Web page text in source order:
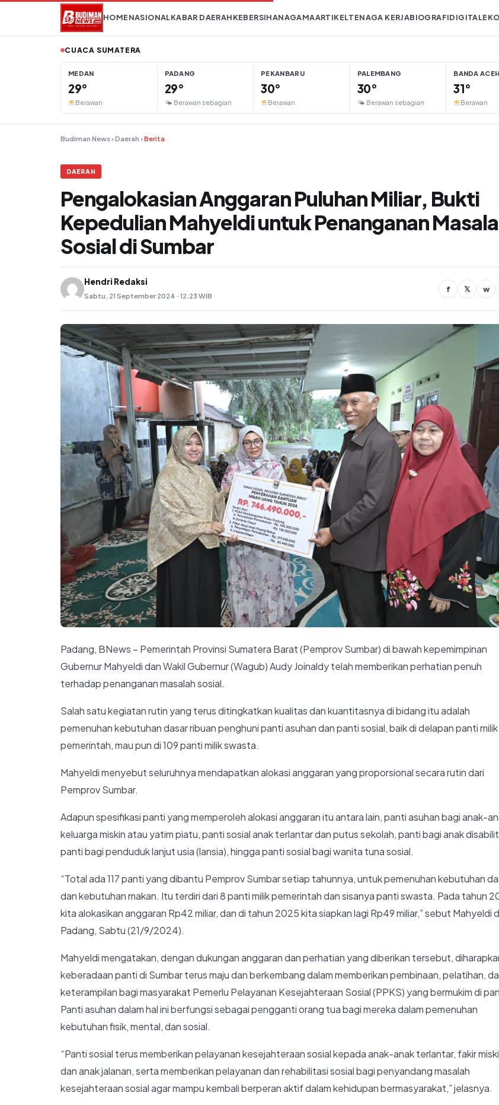
Lompat ke konten
HOMENASIONALKABAR DAERAHKEBERSIHANAGAMAARTIKELTENAGA KERJABIOGRAFIDIGITAL
CUACA SUMATERA
MEDAN
29°
Berawan
PADANG
29°
🌤 Berawan sebagian
PEKANBARU
30°
Berawan
PALEMBANG
30°
🌤 Berawan sebagian
BANDA ACEH
31°
Berawan
Budiman News ›Daerah ›Berita
DAERAH
Pengalokasian Anggaran Puluhan Miliar, Bukti
Kepedulian Mahyeldi untuk Penanganan
Sosial di Sumbar
Hendri Redaksi
Sabtu, 21 September 2024 · 12.23 WIB
f 𝕏 w
Padang, BNews – Pemerintah Provinsi Sumatera Barat (Pemprov Sumbar) di bawah kepemimpinan
Gubernur Mahyeldi dan Wakil Gubernur (Wagub) Audy Joinaldy telah memberikan perhatian penuh
terhadap penanganan masalah sosial.
Salah satu kegiatan rutin yang terus ditingkatkan kualitas dan kuantitasnya di bidang itu adalah
pemenuhan kebutuhan dasar ribuan penghuni panti asuhan dan panti sosial, baik di delapan panti milik
pemerintah, mau pun di 109 panti milik swasta.
Mahyeldi menyebut seluruhnya mendapatkan alokasi anggaran yang proporsional secara rutin dari
Pemprov Sumbar.
Adapun spesifikasi panti yang memperoleh alokasi anggaran itu antara lain, panti asuhan bagi anak-
keluarga miskin atau yatim piatu, panti sosial anak terlantar dan putus sekolah, panti bagi anak
panti bagi penduduk lanjut usia (lansia), hingga panti sosial bagi wanita tuna sosial.
“Total ada 117 panti yang dibantu Pemprov Sumbar setiap tahunnya, untuk pemenuhan kebutuhan
dan kebutuhan makan. Itu terdiri dari 8 panti milik pemerintah dan sisanya panti swasta. Pada tahun
kita alokasikan anggaran Rp42 miliar, dan di tahun 2025 kita siapkan lagi Rp49 miliar,” sebut Mahyeldi
Padang, Sabtu (21/9/2024).
Mahyeldi mengatakan, dengan dukungan anggaran dan perhatian yang diberikan tersebut,
keberadaan panti di Sumbar terus maju dan berkembang dalam memberikan pembinaan, pelatihan,
keterampilan bagi masyarakat Pemerlu Pelayanan Kesejahteraan Sosial (PPKS) yang bermukim di
Panti asuhan dalam hal ini berfungsi sebagai pengganti orang tua bagi mereka dalam pemenuhan
kebutuhan fisik, mental, dan sosial.
“Panti sosial terus memberikan pelayanan kesejahteraan sosial kepada anak-anak terlantar, fakir
dan anak jalanan, serta memberikan pelayanan dan rehabilitasi sosial bagi penyandang masalah
kesejahteraan sosial agar mampu kembali berperan aktif dalam kehidupan bermasyarakat,” jelasnya.